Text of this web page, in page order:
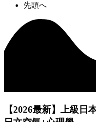
先頭へ
【2026最新】上級日